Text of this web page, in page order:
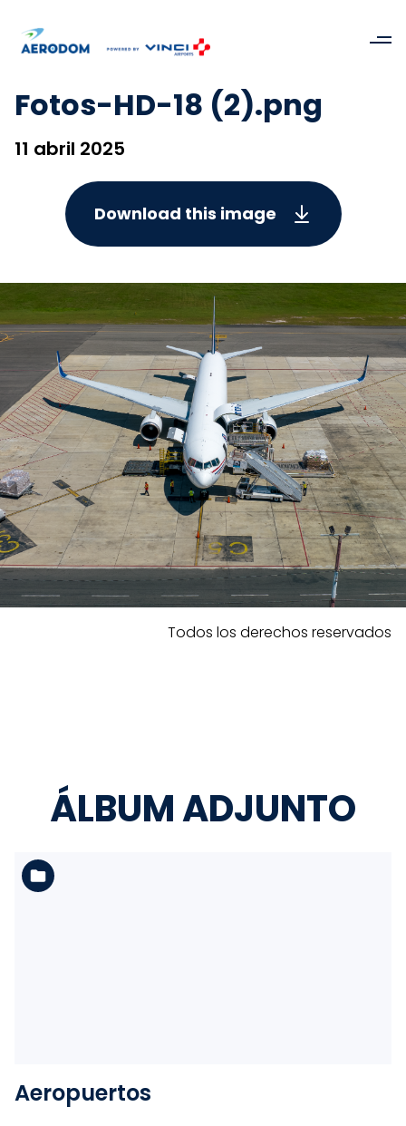
Fotos-HD-18 (2).png
11 abril 2025
Download this image
Todos los derechos reservados
ÁLBUM ADJUNTO
Aeropuertos